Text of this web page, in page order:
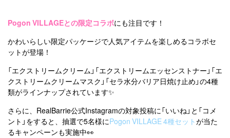
Pogon VILLAGEとの限定コラボにも注目です！
かわいらしい限定パッケージで人気アイテムを楽しめるコラボセ
ットが登場！
「エクストリームクリーム」「エクストリームエッセンストナー」「エ
クストリームクリームマスク」「セラ水分バリア日焼け止め」の4種
類がラインナップされています✨
さらに、RealBarrie公式Instagramの対象投稿に「いいね」と「コメ
ント」をすると、抽選で5名様にPogon VILLAGE 4種セットが当た
るキャンペーンも実施中👀